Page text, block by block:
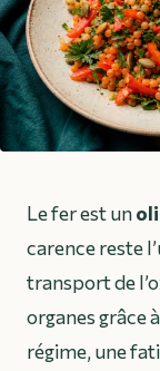
Le fer est un
carence reste
transport de
organes grâce
régime, une